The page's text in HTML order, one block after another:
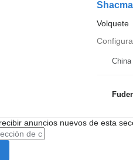
Volquete
China
anuncios nuevos de esta